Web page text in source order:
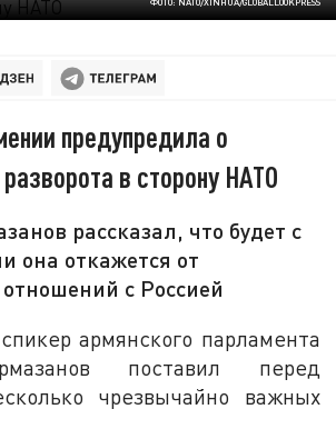
ФОТО: NATO/XINHUA/GLOBALLOOKPRESS
предупредила о
в сторону НАТО
рассказал, что будет с
она откажется от
с Россией
армянского парламента
поставил перед
чрезвычайно важных